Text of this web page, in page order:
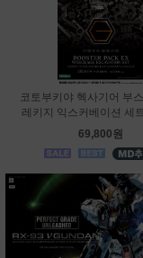
코토부키야 헥사기어 부
레키지 익스커베이션 세
69,800원